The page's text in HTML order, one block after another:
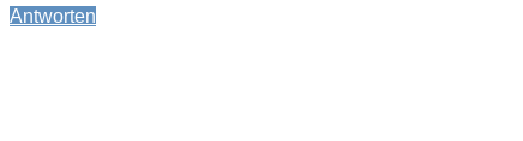
Antworten